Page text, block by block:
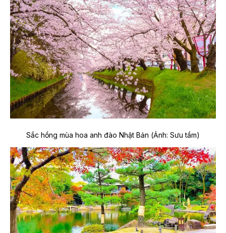
Sắc hồng mùa hoa anh đào Nhật Bản (Ảnh: Sưu tầm)